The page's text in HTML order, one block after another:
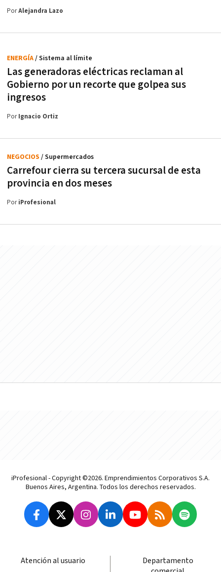
PorAlejandra Lazo
Las generadoras eléctricas reclaman al
Gobierno por un recorte que golpea sus
ingresos
ENERGÍA/ Sistema al límite
PorIgnacio Ortiz
Carrefour cierra su tercera sucursal de esta
provincia en dos meses
NEGOCIOS / Supermercados
PoriProfesional
iProfesional - Copyright ©2026. Emprendimientos Corporativos S.A.
Buenos Aires, Argentina. Todos los derechos reservados.
Atención al usuario
Departamento